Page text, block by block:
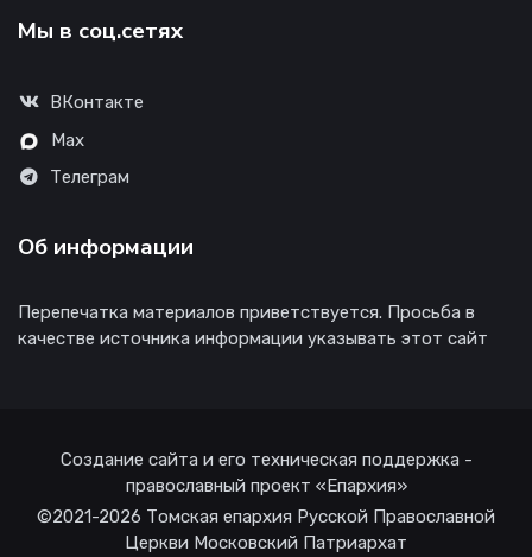
Мы в соц.сетях
ВКонтакте
Max
Телеграм
Об информации
Перепечатка материалов приветствуется. Просьба в
качестве источника информации указывать этот сайт
Создание сайта и его техническая поддержка -
православный проект «Епархия»
©2021-2026 Томская епархия Русской Православной
Церкви Московский Патриархат